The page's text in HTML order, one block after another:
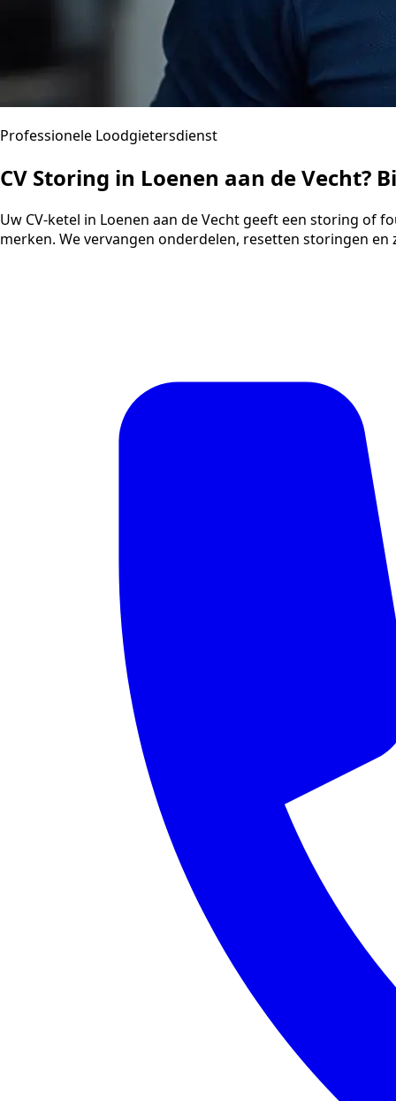
Professionele Loodgietersdienst
CV Storing in Loenen aan de Vecht?
Uw CV-ketel in Loenen aan de Vecht geeft een storing of
merken. We vervangen onderdelen, resetten storingen